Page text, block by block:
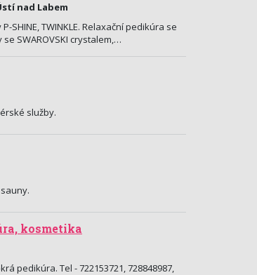
nad Labem
TWINKLE. Relaxační pedikúra se
SWAROVSKI crystalem,…
služby.
kosmetika
pedikúra. Tel - 722153721, 728848987,